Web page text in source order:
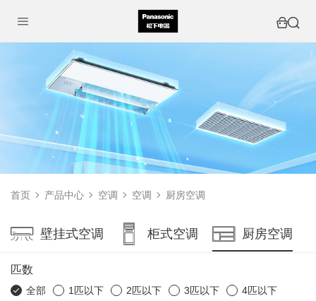
首页 产品中心 空调 空调 厨房空调
壁挂式空调 柜式空调 厨房空调
匹数
全部 1匹以下 2匹以下 3匹以下
4匹以下